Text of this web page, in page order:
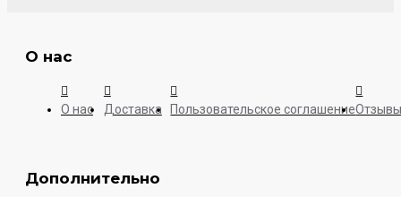
О нас
О нас Доставка Пользовательское соглашение
Дополнительно